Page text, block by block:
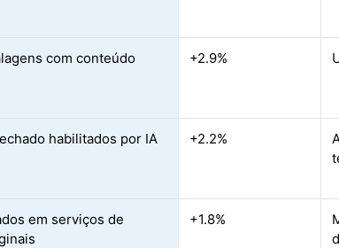
com conteúdo
+2.9%
habilitados por IA +2.2%
em serviços de
+1.8%